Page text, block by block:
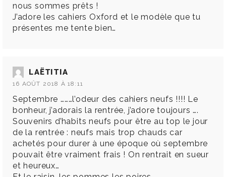
nous sommes prêts !
J’adore les cahiers Oxford et le modèle que tu
présentes me tente bien…
LAËTITIA
16 AOÛT 2018 À 18:11
Septembre ………l’odeur des cahiers neufs !!!! Le
bonheur, j’adorais la rentrée, j’adore toujours ….
Souvenirs d’habits neufs pour être au top le jour
de la rentrée : neufs mais trop chauds car
achetés pour durer à une époque où septembre
pouvait être vraiment frais ! On rentrait en sueur
et heureux…